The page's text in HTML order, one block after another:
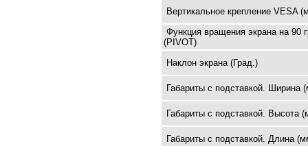
Вертикальное крепление VESA
Функция вращения экрана на 90
(PIVOT)
Наклон экрана (Град.)
Габариты с подставкой. Ширина
Габариты с подставкой. Высота
Габариты с подставкой. Длина